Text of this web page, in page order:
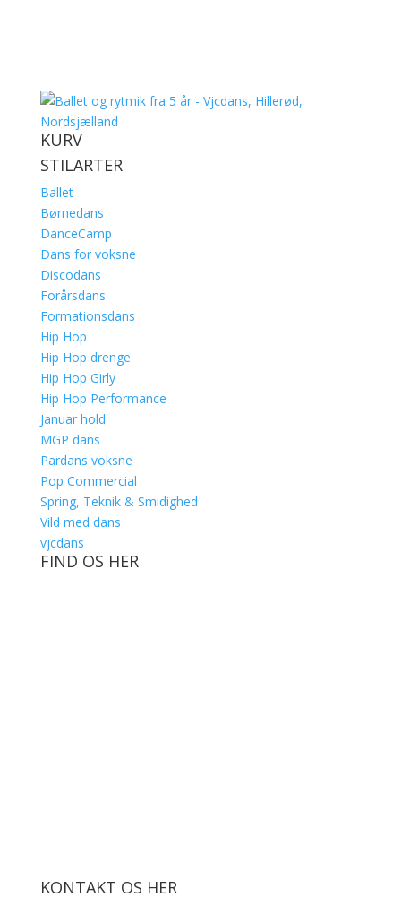
KURV
STILARTER
Ballet
Børnedans
DanceCamp
Dans for voksne
Discodans
Forårsdans
Formationsdans
Hip Hop
Hip Hop drenge
Hip Hop Girly
Hip Hop Performance
Januar hold
MGP dans
Pardans voksne
Pop Commercial
Spring, Teknik & Smidighed
Vild med dans
vjcdans
FIND OS HER
KONTAKT OS HER